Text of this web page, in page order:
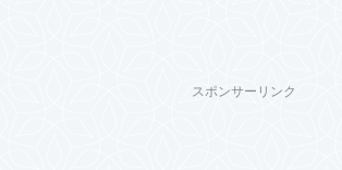
スポンサーリンク